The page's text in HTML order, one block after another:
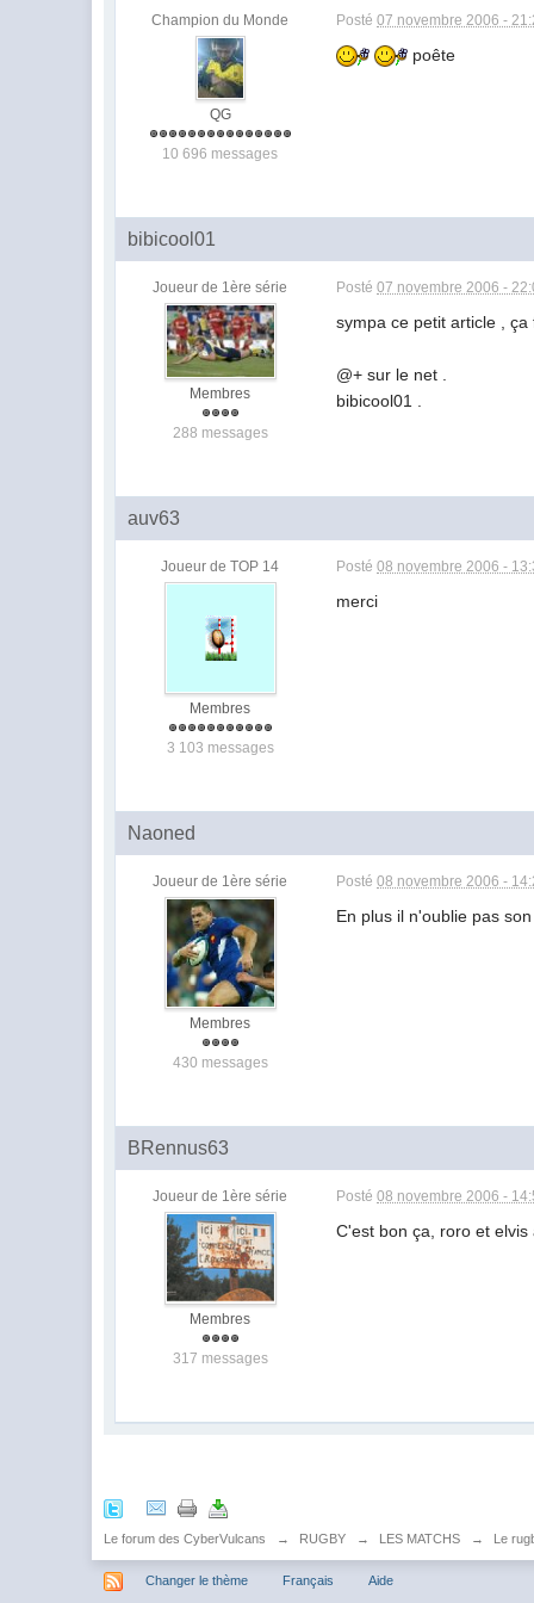
Champion du Monde
QG
10 696 messages
Posté07 novembre 2006 -
poête
bibicool01
Joueur de 1ère série
Membres
288 messages
Posté07 novembre 2006 -
sympa ce petit article , ça
@+ sur le net .
bibicool01 .
auv63
Joueur de TOP 14
Membres
3 103 messages
Posté08 novembre 2006 -
merci
Naoned
Joueur de 1ère série
Membres
430 messages
Posté08 novembre 2006 -
En plus il n'oublie pas
BRennus63
Joueur de 1ère série
Membres
317 messages
Posté08 novembre 2006 -
C'est bon ça, roro et
Le forum des CyberVulcans → RUGBY → LES MATCHS → Le
Changer le thème Français Aide